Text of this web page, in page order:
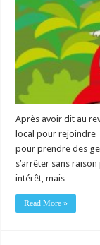
Après avoir dit au
local pour rejoindre
pour prendre des
s’arrêter sans
intérêt, mais …
Read More »